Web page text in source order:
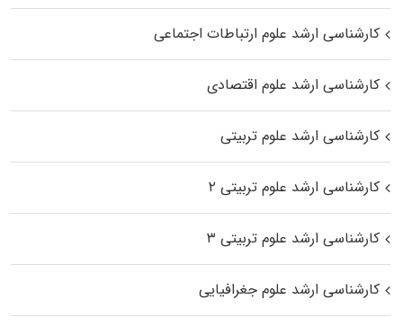
کارشناسی ارشد علوم ارتباطات اجتماعی
کارشناسی ارشد علوم اقتصادی
کارشناسی ارشد علوم تربیتی
کارشناسی ارشد علوم تربیتی ۲
کارشناسی ارشد علوم تربیتی ۳
کارشناسی ارشد علوم جغرافیایی